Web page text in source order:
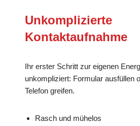
Unkomplizierte
Kontaktaufnahme
Ihr erster Schritt zur eigenen
unkompliziert: Formular ausfüllen
Telefon greifen.
Rasch und mühelos